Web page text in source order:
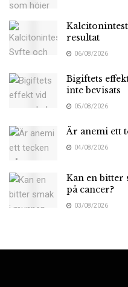
resultat
06/08/2026
Bigiftets
inte bevisats
05/08/2026
Är anemi ett
04/08/2026
Kan en bitter
på cancer?
03/08/2026